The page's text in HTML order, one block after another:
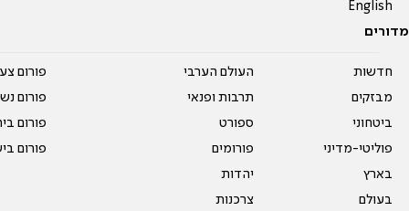
English
מדורים
חדשות
מבזקים
ביטחוני
פוליטי-מדיני
בארץ
בעולם
העולם הערבי
תרבות ופנאי
ספורט
פורומים
יהדות
צרכנות
פורום
פורום
פורום
פורום